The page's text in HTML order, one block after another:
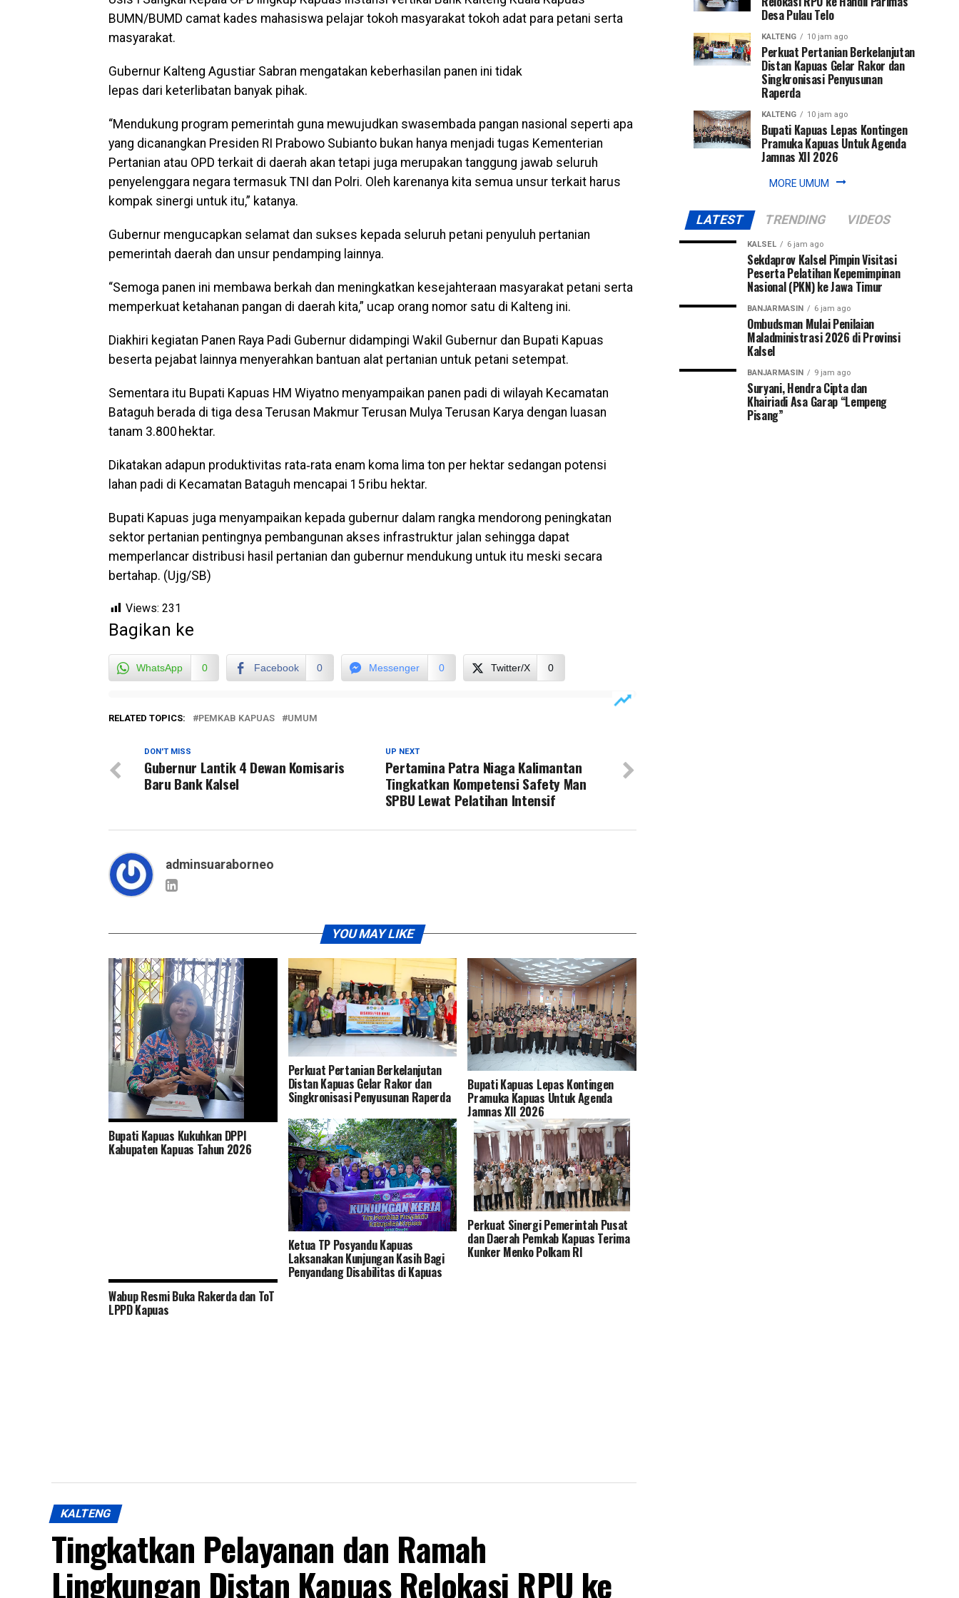
BUMN/BUMD camat kades mahasiswa pelajar tokoh masyarakat tokoh adat para petani serta
masyarakat.
Gubernur Kalteng Agustiar Sabran mengatakan keberhasilan panen ini tidak
lepas dari keterlibatan banyak pihak.
“Mendukung program pemerintah guna mewujudkan swasembada pangan nasional seperti apa
yang dicanangkan Presiden RI Prabowo Subianto bukan hanya menjadi tugas Kementerian
Pertanian atau OPD terkait di daerah akan tetapi juga merupakan tanggung jawab seluruh
penyelenggara negara termasuk TNI dan Polri. Oleh karenanya kita semua unsur terkait harus
kompak sinergi untuk itu,” katanya.
Gubernur mengucapkan selamat dan sukses kepada seluruh petani penyuluh pertanian
pemerintah daerah dan unsur pendamping lainnya.
“Semoga panen ini membawa berkah dan meningkatkan kesejahteraan masyarakat petani serta
memperkuat ketahanan pangan di daerah kita,” ucap orang nomor satu di Kalteng ini.
Diakhiri kegiatan Panen Raya Padi Gubernur didampingi Wakil Gubernur dan Bupati Kapuas
beserta pejabat lainnya menyerahkan bantuan alat pertanian untuk petani setempat.
Sementara itu Bupati Kapuas HM Wiyatno menyampaikan panen padi di wilayah Kecamatan
Bataguh berada di tiga desa Terusan Makmur Terusan Mulya Terusan Karya dengan luasan
tanam 3.800 hektar.
Dikatakan adapun produktivitas rata‑rata enam koma lima ton per hektar sedangan potensi
lahan padi di Kecamatan Bataguh mencapai 15 ribu hektar.
Bupati Kapuas juga menyampaikan kepada gubernur dalam rangka mendorong peningkatan
sektor pertanian pentingnya pembangunan akses infrastruktur jalan sehingga dapat
memperlancar distribusi hasil pertanian dan gubernur mendukung untuk itu meski secara
bertahap. (Ujg/SB)
Views: 231
Bagikan ke
WhatsApp 0 Facebook 0 Messenger 0 Twitter/X 0
RELATED TOPICS: PEMKAB KAPUAS UMUM
UP NEXT
Pertamina Patra Niaga Kalimantan
Tingkatkan Kompetensi Safety Man
SPBU Lewat Pelatihan Intensif
DON'T MISS
Gubernur Lantik 4 Dewan Komisaris
Baru Bank Kalsel
adminsuaraborneo
YOU MAY LIKE
Tingkatkan Pelayanan dan Ramah
Lingkungan Distan Kapuas Relokasi
Perkuat Pertanian Berkelanjutan
Distan Kapuas Gelar Rakor dan
Singkronisasi Penyusunan Raperda
Bupati Kapuas Lepas Kontingen
Pramuka Kapuas Untuk Agenda
Jamnas XII 2026
Bupati Kapuas Kukuhkan DPPI
Kabupaten Kapuas Tahun 2026
Ketua TP Posyandu Kapuas
Laksanakan Kunjungan Kasih Bagi
Penyandang Disabilitas di Kapuas
Perkuat Sinergi Pemerintah Pusat
dan Daerah Pemkab Kapuas Terima
Kunker Menko Polkam RI
Wabup Resmi Buka Rakerda dan ToT
LPPD Kapuas
KALTENG
Tingkatkan Pelayanan dan Ramah
Lingkungan Distan Kapuas Relokasi RPU ke
Desa Pulau Telo
KALTENG 10 jam ago
Perkuat Pertanian Berkelanjutan
Distan Kapuas Gelar Rakor dan
Singkronisasi Penyusunan
Raperda
KALTENG 10 jam ago
Bupati Kapuas Lepas Kontingen
Pramuka Kapuas Untuk Agenda
Jamnas XII 2026
MORE UMUM
LATEST TRENDING VIDEOS
KALSEL 6 jam ago
Sekdaprov Kalsel Pimpin Visitasi
Peserta Pelatihan Kepemimpinan
Nasional (PKN) ke Jawa Timur
BANJARMASIN 6 jam ago
Ombudsman Mulai Penilaian
Maladministrasi 2026 di Provinsi
Kalsel
BANJARMASIN 9 jam ago
Suryani, Hendra Cipta dan
Khairiadi Asa Garap “Lempeng
Pisang”